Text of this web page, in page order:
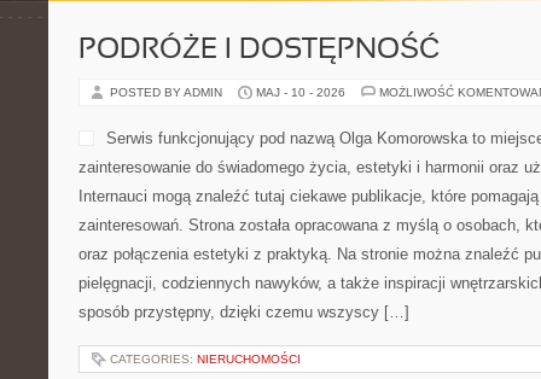
PODRÓŻE I DOSTĘPNOŚĆ
POSTED BY ADMIN MAJ - 10 - 2026 MOŻLIWOŚĆ
Serwis funkcjonujący pod nazwą Olga Komorowska to
zainteresowanie do świadomego życia, estetyki i harmonii oraz
Internauci mogą znaleźć tutaj ciekawe publikacje, które
zainteresowań. Strona została opracowana z myślą o osobach,
oraz połączenia estetyki z praktyką. Na stronie można znaleźć
pielęgnacji, codziennych nawyków, a także inspiracji
sposób przystępny, dzięki czemu wszyscy […]
CATEGORIES: NIERUCHOMOŚCI